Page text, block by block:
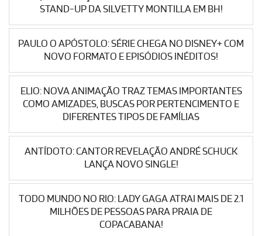
STAND-UP DA SILVETTY MONTILLA EM BH!
PAULO O APÓSTOLO: SÉRIE CHEGA NO DISNEY+ COM
NOVO FORMATO E EPISÓDIOS INÉDITOS!
ELIO: NOVA ANIMAÇÃO TRAZ TEMAS IMPORTANTES
COMO AMIZADES, BUSCAS POR PERTENCIMENTO E
DIFERENTES TIPOS DE FAMÍLIAS
ANTÍDOTO: CANTOR REVELAÇÃO ANDRÉ SCHUCK
LANÇA NOVO SINGLE!
TODO MUNDO NO RIO: LADY GAGA ATRAI MAIS DE 2.1
MILHÕES DE PESSOAS PARA PRAIA DE
COPACABANA!